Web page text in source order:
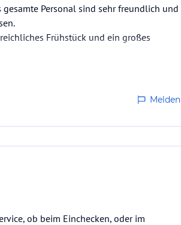
Personal sind sehr freundlich und
Frühstück und ein großes
Entspannen.
Melden
ob beim Einchecken, oder im